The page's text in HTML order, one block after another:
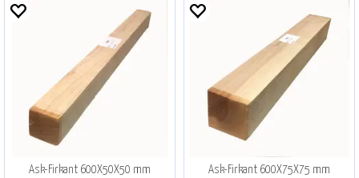
Ask-Firkant 600X50X50 mm Ask-Firkant 600X75X75 mm